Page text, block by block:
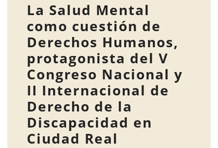
La Salud Mental
como cuestión de
Derechos Humanos,
protagonista del V
Congreso Nacional y
II Internacional de
Derecho de la
Discapacidad en
Ciudad Real